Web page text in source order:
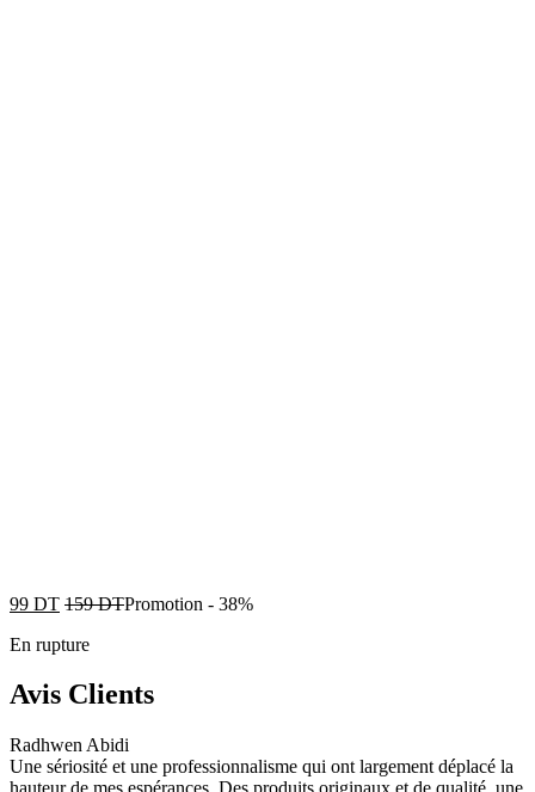
99 DT 159DTPromotion - 38%
En rupture
Avis Clients
Radhwen Abidi
Une sériosité et une professionnalisme qui ont largement déplacé la